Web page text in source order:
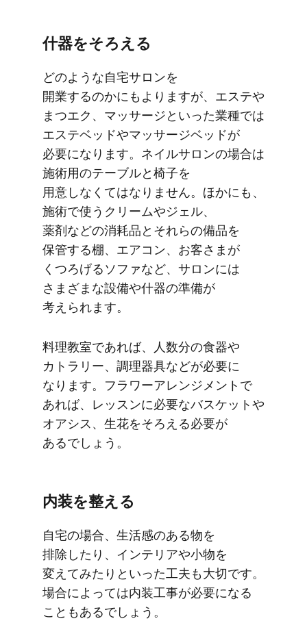
什器を​​そろえる
どのような​​自宅サロンを​​
開業するのかにもよりますが、​エステや​​
まつエク、​​マッサージと​いった​業種では​​
エステベッドや​​マッサージベッドが​​
必要に​​なります。​​ネイルサロンの​​場合は​​
施術用の​​テーブルと​​椅子を​​
用意しなくては​​なりません。​​ほかにも、​
施術で​使う​​クリームや​​ジェル、​​
薬剤などの​​消耗品と​それらの​​備品を​​
保管する​​棚、​​エアコン、​​お客さまが​​
くつろげる​​ソファなど、​​サロンには​​
さまざまな​​設備や​​什器の​準備が​
考えられます。​​​
​料理教室で​あれば、​​人数分の​​食器や​
カトラリー、​​調理器具などが​​必要に​​
なります。​​フラワーアレンジメントで​
あれば、​​レッスンに​​必要な​​バスケットや​​
オアシス、​​生花を​そろえる​必要が​
あるでしょう。
内装を​​整える
自宅の​​場合、​​​生活感の​​ある​​物を​​
排除したり、​​インテリアや​​小物を​​
変えてみたりと​いった​​工夫も​大切です。​​
場合に​​よっては​​内装工事が​​必要に​なる​​
ことも​​あるでしょう。